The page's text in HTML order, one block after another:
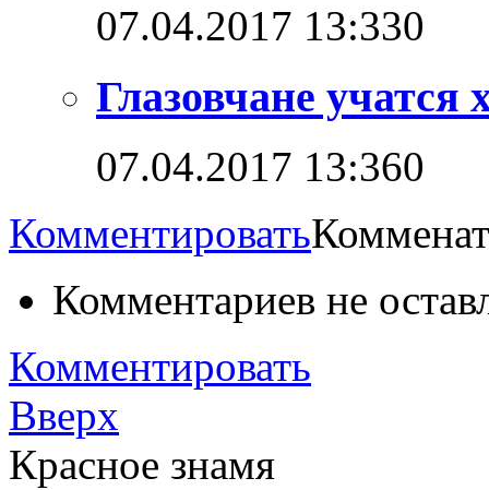
07.04.2017 13:330
Глазовчане учатся
07.04.2017 13:360
Комментировать
Комментариев не
Комментировать
Вверх
Красное знамя